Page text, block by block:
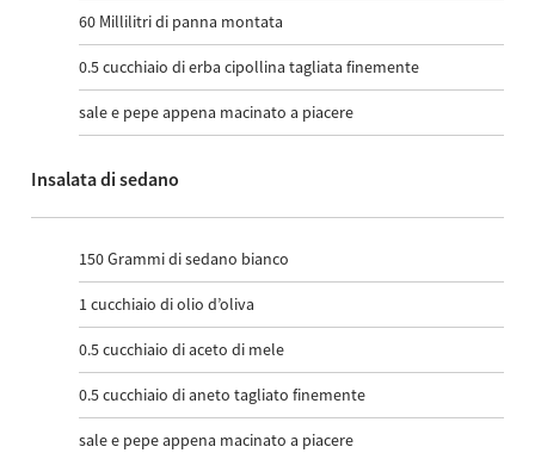
60 Millilitri di panna montata
0.5cucchiaio di erba cipollina tagliata finemente
sale e pepe appena macinato a piacere
Insalata di sedano
150Grammi di sedano bianco
1cucchiaio di olio d’oliva
0.5cucchiaio di aceto di mele
0.5cucchiaio di aneto tagliato finemente
sale e pepe appena macinato a piacere